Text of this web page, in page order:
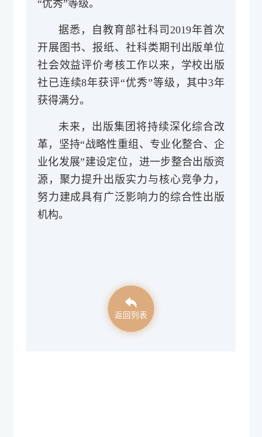
“优秀”等级。
据悉， 自教育部社科司2019年首次
开展 图书、报纸、社科类期刊出版单位
社会效益评价考核工作以来，学校出版
社已连续8年获评“优秀”等级，其中3年
获得满分。
未来，出版集团将持续深化综合改
革，坚持“战略性重组、专业化整合、企
业化发展”建设定位，进一步整合出版资
源，聚力提升出版实力与核心竞争力，
努力建成具有广泛影响力的综合性出版
机构。
返回列表